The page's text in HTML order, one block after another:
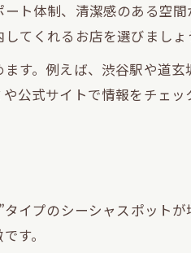
シーシャ体験
トのコツ
の選び方
個室空間
ト体制、清潔感のある空
てくれるお店を選びましょ
す。例えば、渋谷駅や道
公式サイトで情報をチェ
イプのシーシャスポット
す。